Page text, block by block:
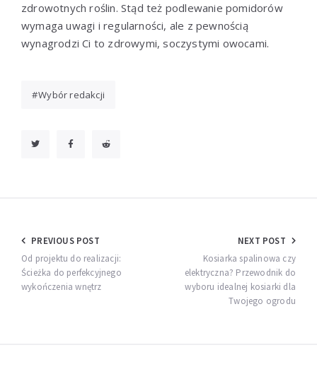
zdrowotnych roślin. Stąd też podlewanie pomidorów
wymaga uwagi i regularności, ale z pewnością
wynagrodzi Ci to zdrowymi, soczystymi owocami.
Wybór redakcji
Nawigacja
wpisu
PREVIOUS POST
Od projektu do realizacji:
Ścieżka do perfekcyjnego
wykończenia wnętrz
NEXT POST
Kosiarka spalinowa czy
elektryczna? Przewodnik do
wyboru idealnej kosiarki dla
Twojego ogrodu